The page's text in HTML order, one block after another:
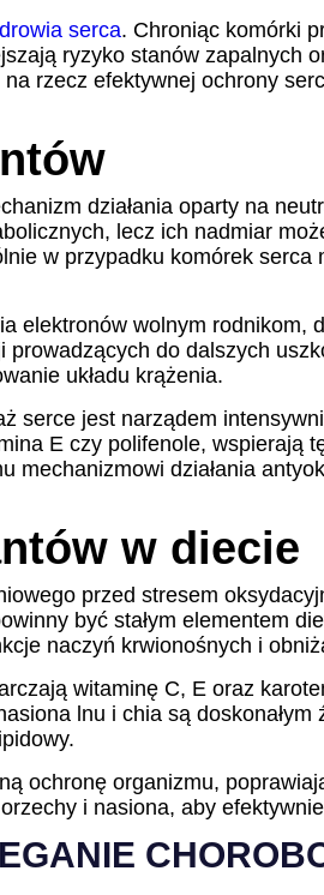
serca. Chroniąc komórki
ryzyko stanów zapalnych
rzecz efektywnej ochrony
działania oparty na
lecz ich nadmiar
w przypadku komórek
elektronów wolnym
do dalszych
układu krążenia.
serce jest narządem
E czy polifenole, wspierają
mechanizmowi działania
w diecie
przed stresem
być stałym elementem
naczyń krwionośnych i
witaminę C, E oraz
lnu i chia są
ochronę organizmu,
i nasiona, aby